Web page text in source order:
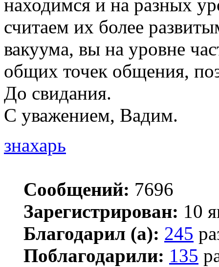
находимся и на разных
считаем их более
вакуума, вы на уровне
общих точек общения,
До свидания.
С уважением, Вадим.
знахарь
Сообщений: 7696
Зарегистрирован: 10
Благодарил (а): 245
Поблагодарили: 135